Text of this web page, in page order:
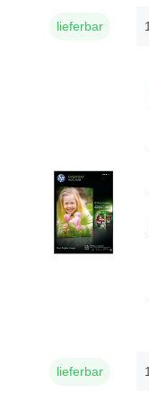
lieferbar
lieferbar